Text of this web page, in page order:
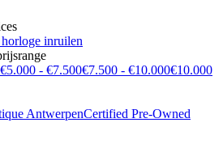
inruilen
€5.000 - €7.500€7.500 - €10.000€10.000
AntwerpenCertified Pre-Owned